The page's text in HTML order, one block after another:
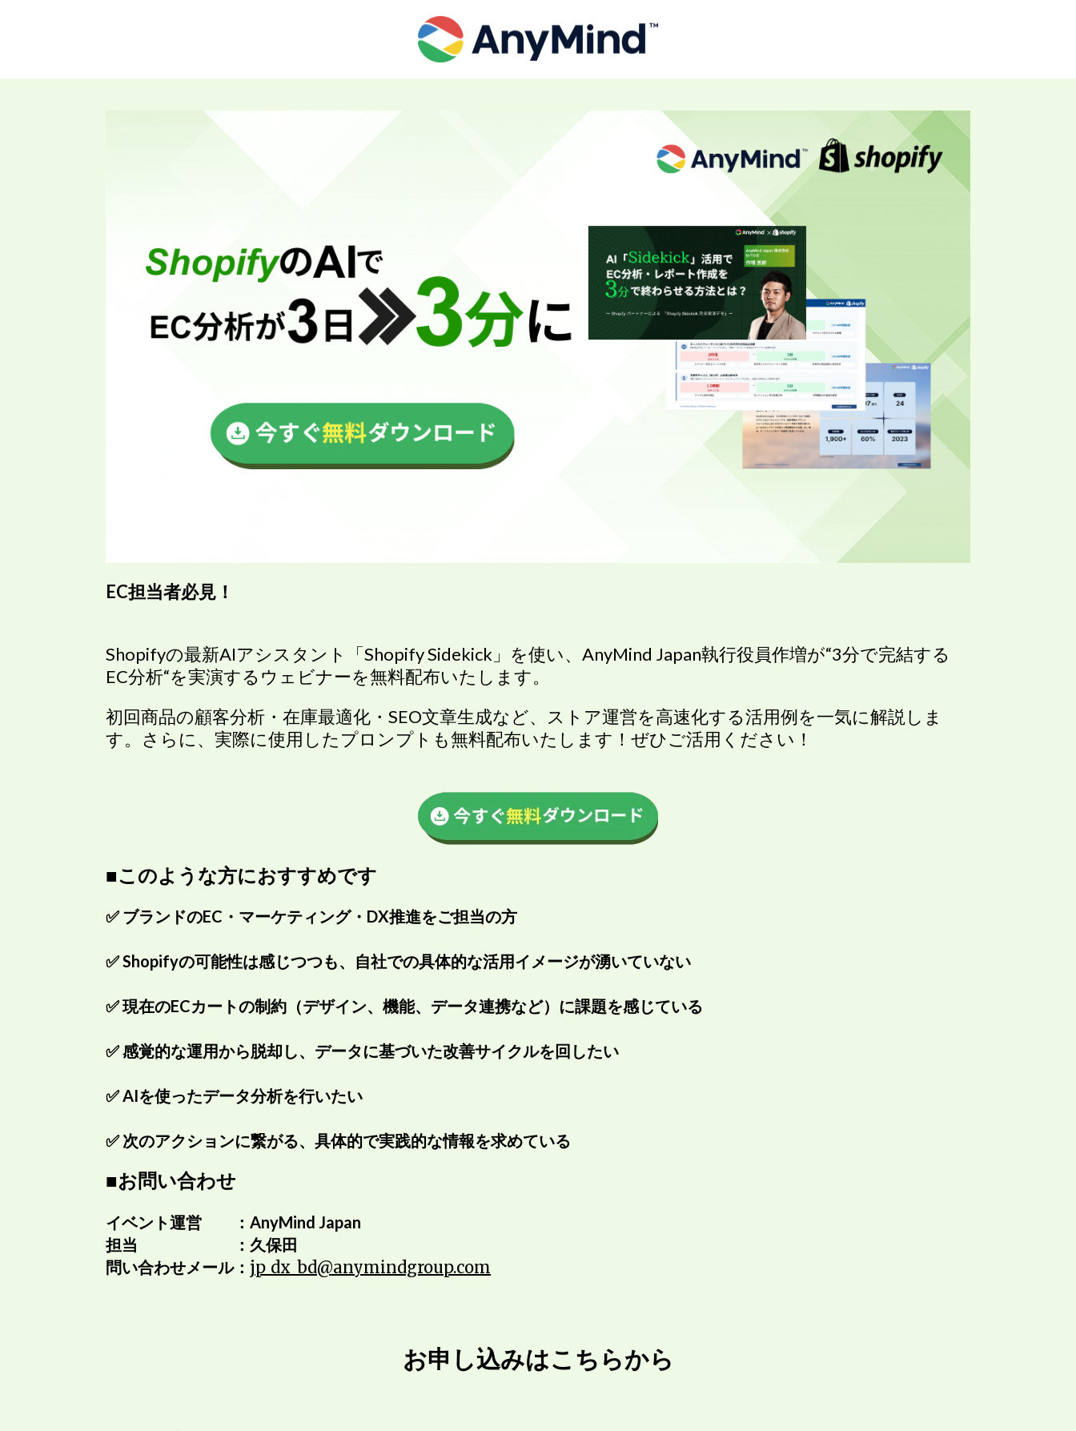
EC担当者必見！
Shopifyの最新AIアシスタント「Shopify Sidekick」を使い、AnyMind Japan執行役員作増が“3分で完結する
EC分析“を実演するウェビナーを無料配布いたします。
初回商品の顧客分析・在庫最適化・SEO文章生成など、ストア運営を高速化する活用例を一気に解説しま
す。さらに、実際に使用したプロンプトも無料配布いたします！ぜひご活用ください！
■このような方におすすめです
✅ ブランドのEC・マーケティング・DX推進をご担当の方
✅ Shopifyの可能性は感じつつも、自社での具体的な活用イメージが湧いていない
✅ 現在のECカートの制約（デザイン、機能、データ連携など）に課題を感じている
✅ 感覚的な運用から脱却し、データに基づいた改善サイクルを回したい
✅ AIを使ったデータ分析を行いたい
✅ 次のアクションに繋がる、具体的で実践的な情報を求めている
■お問い合わせ
イベント運営 ：AnyMind Japan
担当 ：久保田
問い合わせメール： jp_dx_bd@anymindgroup.com
お申し込みはこちらから